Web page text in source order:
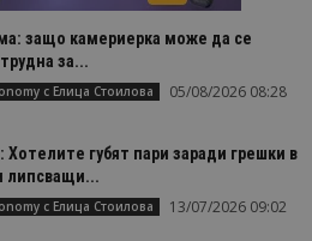
защо камериерка може да се
за...
с Елица Стоилова 05/08/2026 08:28
Хотелите губят пари заради грешки в
липсващи...
с Елица Стоилова 13/07/2026 09:02